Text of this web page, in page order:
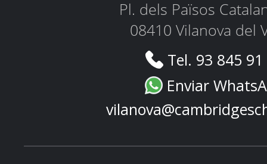
Pl. dels Països
08410 Vilanova del
Tel. 93 845
Enviar